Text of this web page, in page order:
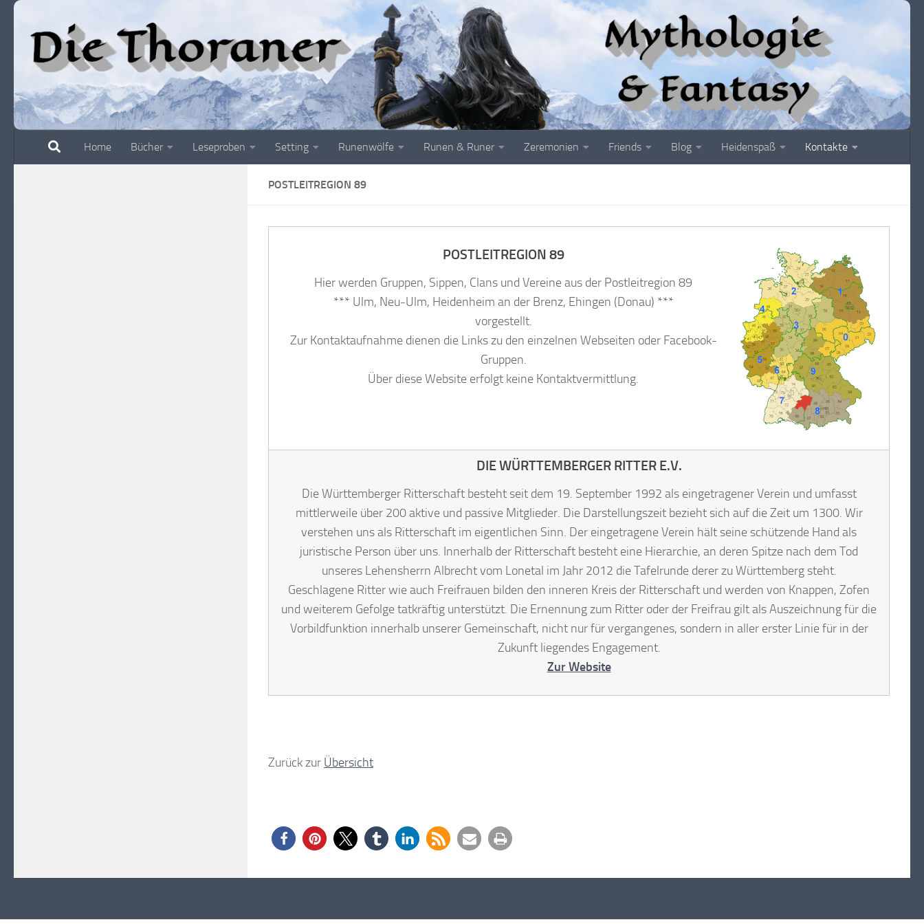
Home Bücher Leseproben Setting Runenwölfe Runen & Runer Zeremonien Friends Blog Heidenspaß Kontakte
POSTLEITREGION 89
POSTLEITREGION 89
Hier werden Gruppen, Sippen, Clans und Vereine aus der Postleitregion 89
*** Ulm, Neu-Ulm, Heidenheim an der Brenz, Ehingen (Donau) ***
vorgestellt.
Zur Kontaktaufnahme dienen die Links zu den einzelnen Webseiten oder Facebook-
Gruppen.
Über diese Website erfolgt keine Kontaktvermittlung.
DIE WÜRTTEMBERGER RITTER E.V.
Die Württemberger Ritterschaft besteht seit dem 19. September 1992 als eingetragener Verein und umfasst
mittlerweile über 200 aktive und passive Mitglieder. Die Darstellungszeit bezieht sich auf die Zeit um 1300. Wir
verstehen uns als Ritterschaft im eigentlichen Sinn. Der eingetragene Verein hält seine schützende Hand als
juristische Person über uns. Innerhalb der Ritterschaft besteht eine Hierarchie, an deren Spitze nach dem Tod
unseres Lehensherrn Albrecht vom Lonetal im Jahr 2012 die Tafelrunde derer zu Württemberg steht.
Geschlagene Ritter wie auch Freifrauen bilden den inneren Kreis der Ritterschaft und werden von Knappen, Zofen
und weiterem Gefolge tatkräftig unterstützt. Die Ernennung zum Ritter oder der Freifrau gilt als Auszeichnung für die
Vorbildfunktion innerhalb unserer Gemeinschaft, nicht nur für vergangenes, sondern in aller erster Linie für in der
Zukunft liegendes Engagement.
Zur Website
Zurück zur Übersicht